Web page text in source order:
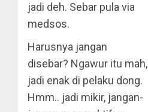
jadi deh. Sebar pula via
medsos.
Harusnya jangan
disebar? Ngawur itu mah,
jadi enak di pelaku dong.
Hmm.. jadi mikir, jangan-